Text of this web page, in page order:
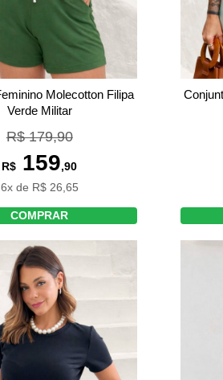
Molecotton Filipa
Verde Militar
R$ 179,90
R$ 159,90
6x de R$ 26,65
COMPRAR